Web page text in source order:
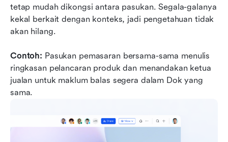
tetap mudah dikongsi antara pasukan. Segala-galanya
kekal berkait dengan konteks, jadi pengetahuan tidak
akan hilang.
Contoh: Pasukan pemasaran bersama-sama menulis
ringkasan pelancaran produk dan menandakan ketua
jualan untuk maklum balas segera dalam Dok yang
sama.